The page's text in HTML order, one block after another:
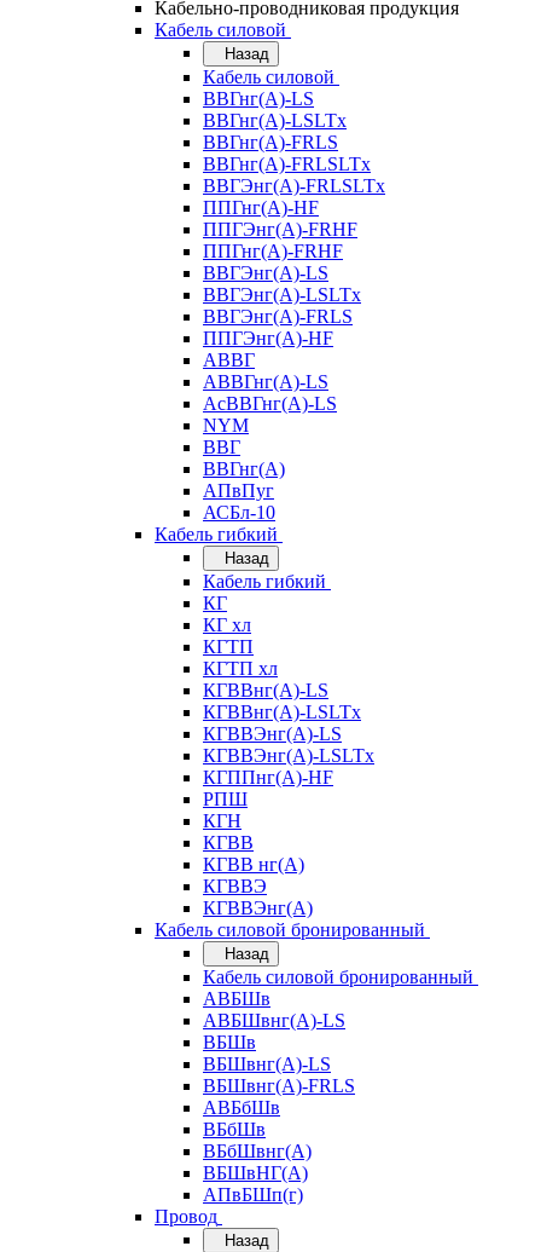
Кабельно-проводниковая продукция
Кабель силовой
Назад
Кабель силовой
ВВГнг(А)-LS
ВВГнг(А)-LSLTx
ВВГнг(А)-FRLS
ВВГнг(А)-FRLSLTx
ВВГЭнг(А)-FRLSLTx
ППГнг(А)-HF
ППГЭнг(А)-FRHF
ППГнг(А)-FRHF
ВВГЭнг(А)-LS
ВВГЭнг(А)-LSLTx
ВВГЭнг(А)-FRLS
ППГЭнг(А)-HF
АВВГ
АВВГнг(А)-LS
АсВВГнг(А)-LS
NYM
ВВГ
ВВГнг(А)
АПвПуг
АСБл-10
Кабель гибкий
Назад
Кабель гибкий
КГ
КГ хл
КГТП
КГТП хл
КГВВнг(А)-LS
КГВВнг(А)-LSLTx
КГВВЭнг(А)-LS
КГВВЭнг(А)-LSLTx
КГППнг(А)-HF
РПШ
КГН
КГВВ
КГВВ нг(А)
КГВВЭ
КГВВЭнг(А)
Кабель силовой бронированный
Назад
Кабель силовой бронированный
АВБШв
АВБШвнг(А)-LS
ВБШв
ВБШвнг(А)-LS
ВБШвнг(А)-FRLS
АВБбШв
ВБбШв
ВБбШвнг(А)
ВБШвНГ(А)
АПвБШп(г)
Провод
Назад